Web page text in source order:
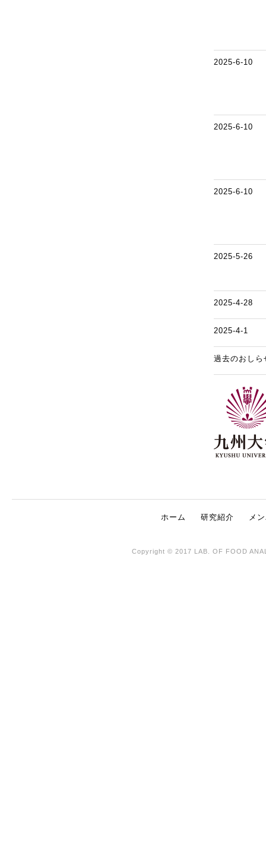
2025-6-10
2025-6-10
2025-6-10
2025-5-26
2025-4-28
2025-4-1
過去のおしら
ホーム 研究紹介 メ
Copyright © 2017 LAB. OF FOOD